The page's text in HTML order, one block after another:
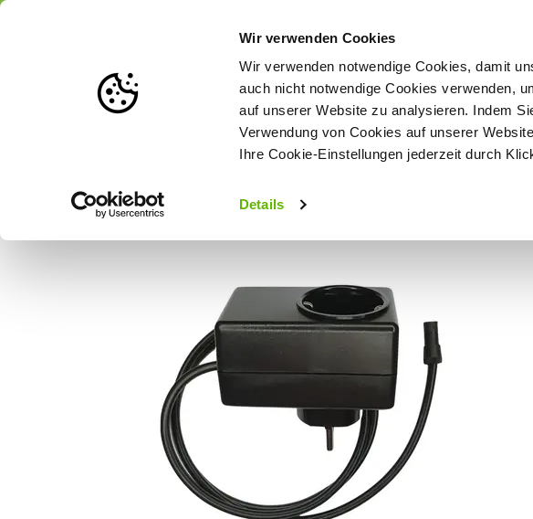
Wir verwenden Cookies
Wir verwenden notwendige Cookies, damit
auch nicht notwendige Cookies verwenden,
auf unserer Website zu analysieren. Indem
Verwendung von Cookies auf unserer
Ihre Cookie-Einstellungen jederzeit durch
Details
Weidezaun Zaunlösungen nach Tierart Schermaschinen